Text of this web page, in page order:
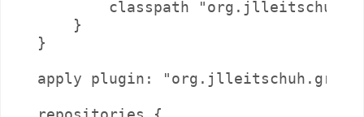
classpath
    }
}
apply plugin: